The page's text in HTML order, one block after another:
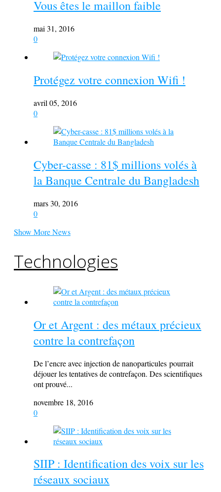
Vous êtes le maillon faible
mai 31, 2016
0
Protégez votre connexion Wifi !
avril 05, 2016
0
Cyber-casse : 81$ millions volés à
la Banque Centrale du Bangladesh
mars 30, 2016
0
Show More News
Technologies
Or et Argent : des métaux précieux
contre la contrefaçon
De l’encre avec injection de nanoparticules pourrait
déjouer les tentatives de contrefaçon. Des scientifiques
ont prouvé...
novembre 18, 2016
0
SIIP : Identification des voix sur les
réseaux sociaux